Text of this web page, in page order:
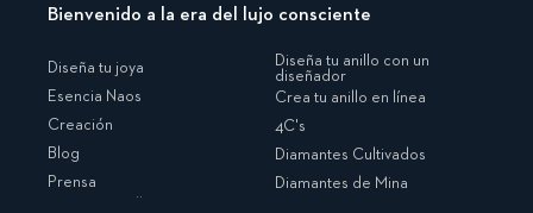
Bienvenido a la era del lujo consciente
Diseña tu joya
Esencia Naos
Creación
Blog
Prensa
Diseña tu anillo con un
diseñador
Crea tu anillo en línea
4C's
Diamantes Cultivados
Diamantes de Mina